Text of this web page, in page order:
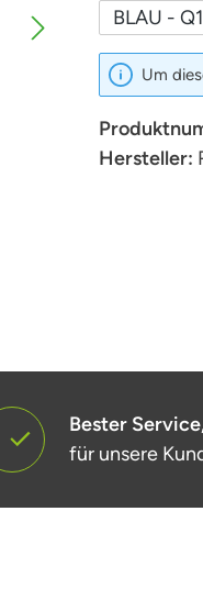
BLAU - Q1
Um
Hersteller:
Bester
für unsere